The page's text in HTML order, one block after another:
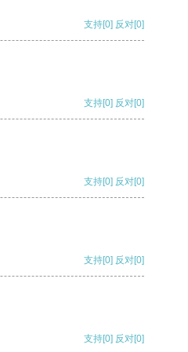
支持[0] 反对[0]
支持[0] 反对[0]
支持[0] 反对[0]
支持[0] 反对[0]
支持[0] 反对[0]